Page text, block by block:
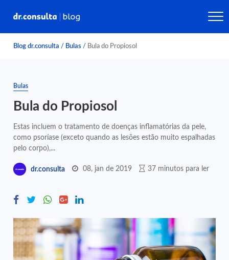
Blog dr.consulta / Bulas / Bula do Propiosol
Bulas
Bula do Propiosol
Estas incluem o tratamento de doenças inflamatórias da pele,
como psoríase (exceto quando as lesões estão muito espalhadas
pelo corpo),...
dr.consulta 08, jan de 2019 37 minutos para ler